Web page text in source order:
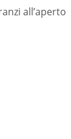
all’aperto